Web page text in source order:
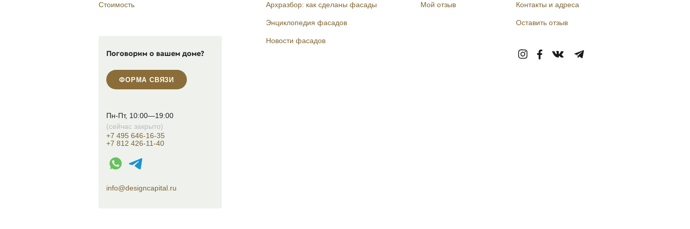
Стоимость
Поговорим о вашем доме?
ФОРМА СВЯЗИ
Пн-Пт, 10:00—19:00
(сейчас закрыто)
+7 495 646-16-35
+7 812 426-11-40
WhatsApp контакт
Telegram контакт
info@designcapital.ru
Архразбор: как сделаны фасады
Энциклопедия фасадов
Новости фасадов
Мой отзыв Контакты и адреса
Оставить отзыв